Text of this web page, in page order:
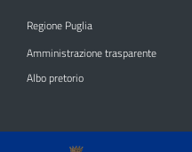
Regione Puglia
Amministrazione trasparente
Albo pretorio